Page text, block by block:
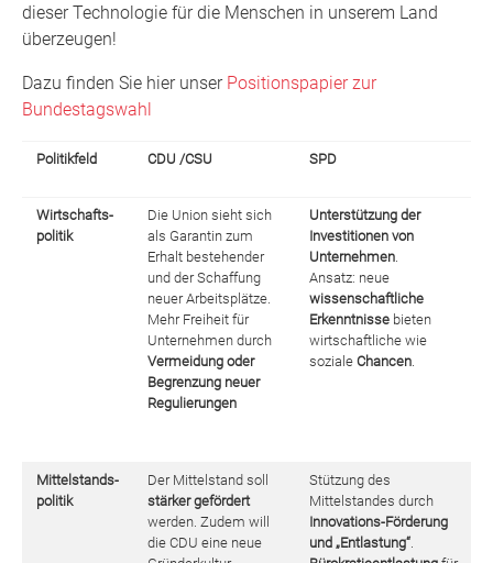
dieser Technologie für die Menschen in unserem Land
überzeugen!
Dazu finden Sie hier unser Positionspapier zur
Bundestagswahl
Politikfeld CDU /CSU SPD
Wirtschafts-
politik
Die Union sieht sich
als Garantin zum
Erhalt bestehender
und der Schaffung
neuer Arbeitsplätze.
Mehr Freiheit für
Unternehmen durch
Vermeidung oder
Begrenzung neuer
Regulierungen
Unterstützung der
Investitionen von
Unternehmen.
Ansatz: neue
wissenschaftliche
Erkenntnissebieten
wirtschaftliche wie
soziale Chancen.
Mittelstands-
politik
Der Mittelstand soll
stärker gefördert
werden. Zudem will
die CDU eine neue
Stützung des
Mittelstandes durch
Innovations-Förderung
und „Entlastung“.